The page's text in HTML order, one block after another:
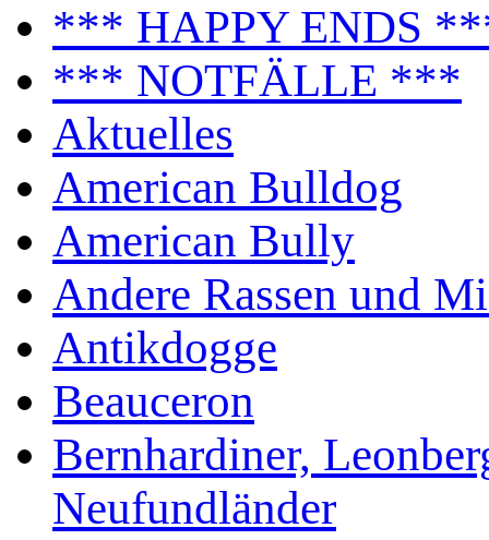
*** HAPPY ENDS
*** NOTFÄLLE ***
Aktuelles
American Bulldog
American Bully
Andere Rassen und
Antikdogge
Beauceron
Bernhardiner,
Neufundländer